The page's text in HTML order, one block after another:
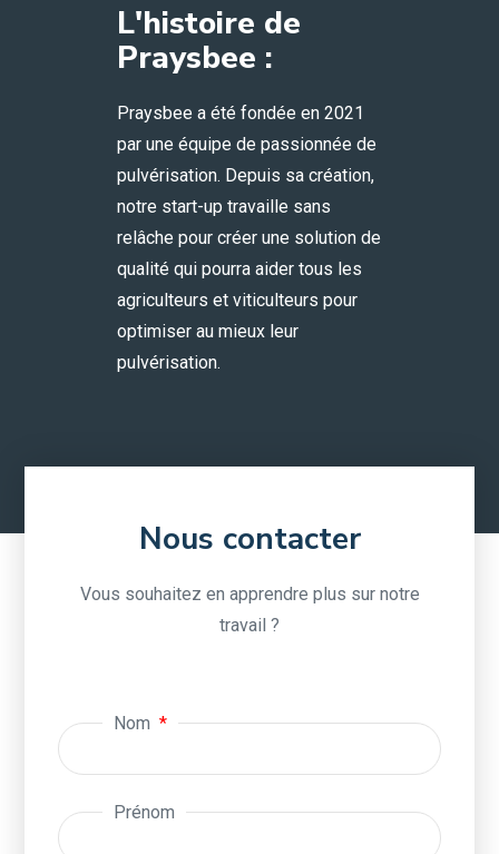
L'histoire de
Praysbee :
Praysbee a été fondée en 2021
par une équipe de passionnée de
pulvérisation. Depuis sa création,
notre start-up travaille sans
relâche pour créer une solution de
qualité qui pourra aider tous les
agriculteurs et viticulteurs pour
optimiser au mieux leur
pulvérisation.
Nous contacter
Vous souhaitez en apprendre plus sur notre
travail ?
Nom
Prénom